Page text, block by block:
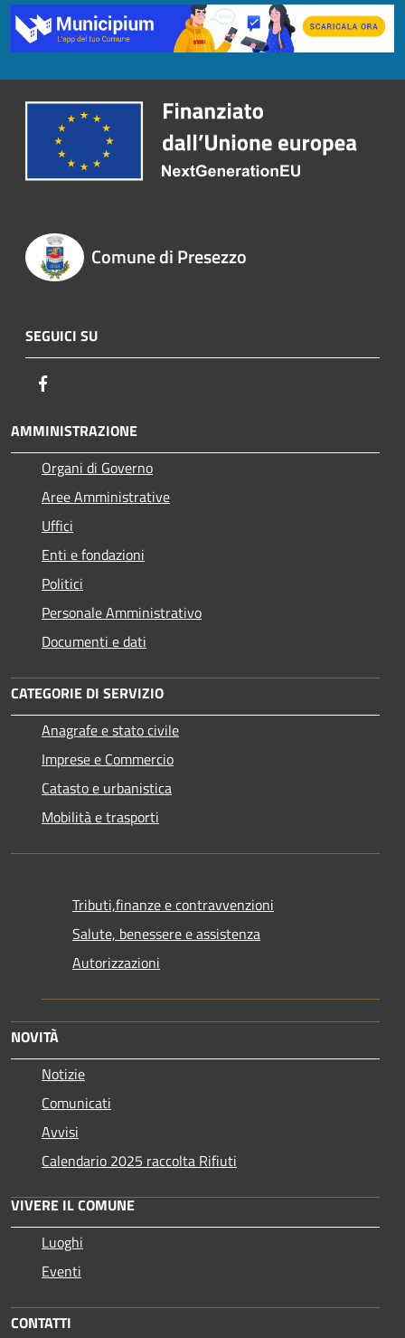
Comune di Presezzo
SEGUICI SU
AMMINISTRAZIONE
Organi di Governo
Aree Amministrative
Uffici
Enti e fondazioni
Politici
Personale Amministrativo
Documenti e dati
CATEGORIE DI SERVIZIO
Anagrafe e stato civile
Imprese e Commercio
Catasto e urbanistica
Mobilità e trasporti
Tributi,finanze e contravvenzioni
Salute, benessere e assistenza
Autorizzazioni
NOVITÀ
Notizie
Comunicati
Avvisi
Calendario 2025 raccolta Rifiuti
VIVERE IL COMUNE
Luoghi
Eventi
CONTATTI